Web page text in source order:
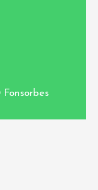
Fonsorbes